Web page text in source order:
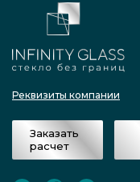
Реквизиты компании
Заказать
расчет